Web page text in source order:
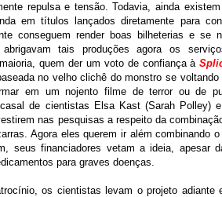
repulsa e tensão. Todavia, ainda
em títulos lançados diretamente para
conseguem render boas bilheterias e
abrigavam tais produções agora os
quem der um voto de confiança à
no velho clichê do monstro se
em um nojento filme de terror ou de
de cientistas Elsa Kast (Sarah Polley)
nas pesquisas a respeito da
Agora eles querem ir além combinando
seus financiadores vetam a ideia, apesar
para graves doenças.
os cientistas levam o projeto adiante